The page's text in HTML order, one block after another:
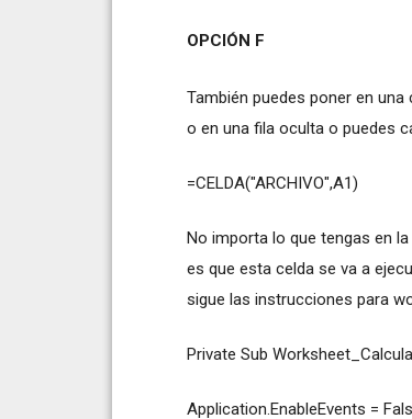
OPCIÓN F
También puedes poner en
o en una fila oculta o puedes
=CELDA("ARCHIVO",A1)
No importa lo que tengas en
es que esta celda se va a
sigue las instrucciones para
Private Sub
Application.EnableEvents =